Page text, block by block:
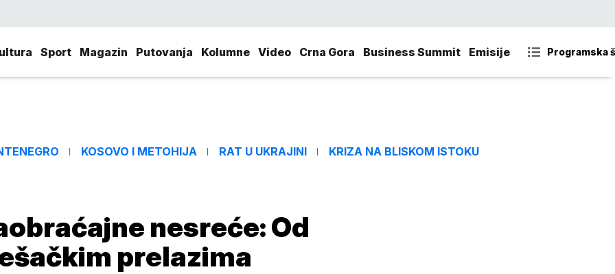
Sport Magazin Putovanja Kolumne Video Crna Gora Business Summit Emisije Programska
KOSOVO I METOHIJA RAT U UKRAJINI KRIZA NA BLISKOM ISTOKU
nesreće: Od
prelazima